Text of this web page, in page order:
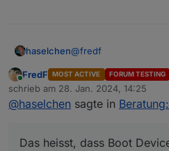
haselchen@fredf
Das heisst, dass Boot
Ich hätte ne 128GB
Online
FredF MOST ACTIVE FORUM TESTING
schrieb am 28. Jan. 2024, 14:25
zuletzt editiert von
@haselchen sagte in
Das heisst, dass Boot